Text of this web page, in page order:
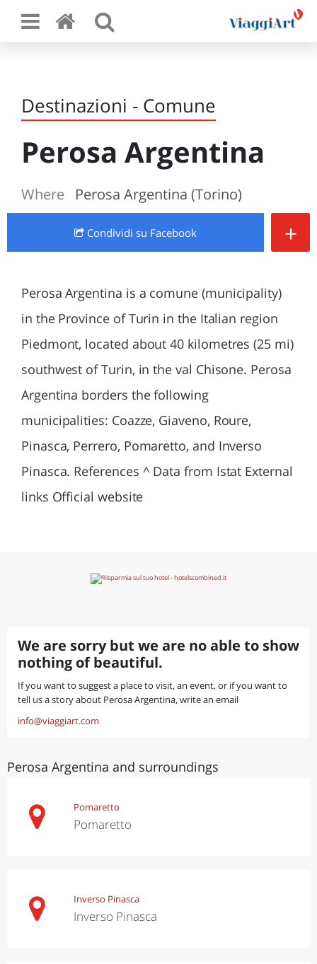
Destinazioni - Comune
Perosa Argentina
Where Perosa Argentina (Torino)
Condividi su Facebook +
Perosa Argentina is a comune (municipality)
in the Province of Turin in the Italian region
Piedmont, located about 40 kilometres (25 mi)
southwest of Turin, in the val Chisone. Perosa
Argentina borders the following
municipalities: Coazze, Giaveno, Roure,
Pinasca, Perrero, Pomaretto, and Inverso
Pinasca. References ^ Data from Istat External
links Official website
We are sorry but we are no able to show
nothing of beautiful.
If you want to suggest a place to visit, an event, or if you want to
tell us a story about Perosa Argentina, write an email
info@viaggiart.com
Perosa Argentina and surroundings
Pomaretto
Pomaretto
Inverso Pinasca
Inverso Pinasca